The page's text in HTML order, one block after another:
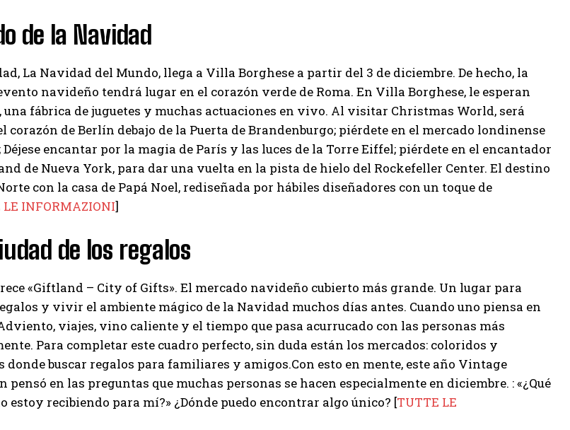
I WANT IN
accept thePrivacy Policy.
de la Navidad
La Navidad del Mundo, llega a Villa Borghese a partir del 3 de diciembre. De hecho, la
navideño tendrá lugar en el corazón verde de Roma. En Villa Borghese, le esperan
fábrica de juguetes y muchas actuaciones en vivo. Al visitar Christmas World, será
corazón de Berlín debajo de la Puerta de Brandenburgo; piérdete en el mercado londinense
encantar por la magia de París y las luces de la Torre Eiffel; piérdete en el encantador
de Nueva York, para dar una vuelta en la pista de hielo del Rockefeller Center. El destino
con la casa de Papá Noel, rediseñada por hábiles diseñadores con un toque de
INFORMAZIONI]
de los regalos
«Giftland – City of Gifts». El mercado navideño cubierto más grande. Un lugar para
y vivir el ambiente mágico de la Navidad muchos días antes. Cuando uno piensa en
viajes, vino caliente y el tiempo que pasa acurrucado con las personas más
Para completar este cuadro perfecto, sin duda están los mercados: coloridos y
donde buscar regalos para familiares y amigos.Con esto en mente, este año Vintage
pensó en las preguntas que muchas personas se hacen especialmente en diciembre. : «¿Qué
estoy recibiendo para mí?» ¿Dónde puedo encontrar algo único? [TUTTE LE